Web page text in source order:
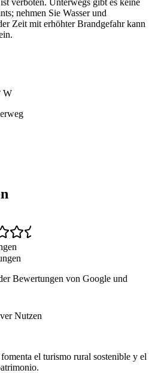
verboten. Unterwegs gibt es keine
nehmen Sie Wasser und
Zeit mit erhöhter Brandgefahr kann
W
Bewertungen von Google und
Nutzen
el turismo rural sostenible y el